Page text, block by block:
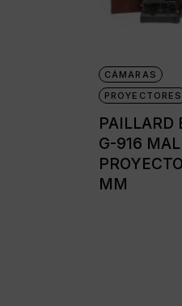
CÁMARAS
PROYECTORES
PAILLARD
G-916
MM